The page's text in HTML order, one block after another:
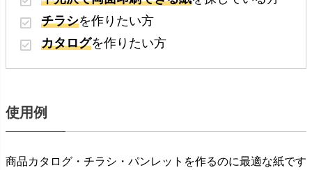
チラシを作りたい方
カタログを作りたい方
使用例
商品カタログ・チラシ・パンレットを作るのに最適な紙です